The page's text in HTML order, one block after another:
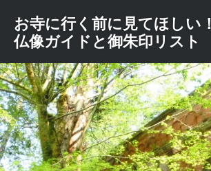
ツ
へ
ス
キ
ッ
プ
お寺に行く前に見てほしい！
仏像ガイドと御朱印リスト